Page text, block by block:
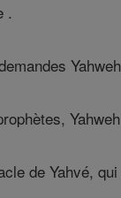
.
de Yahvé,